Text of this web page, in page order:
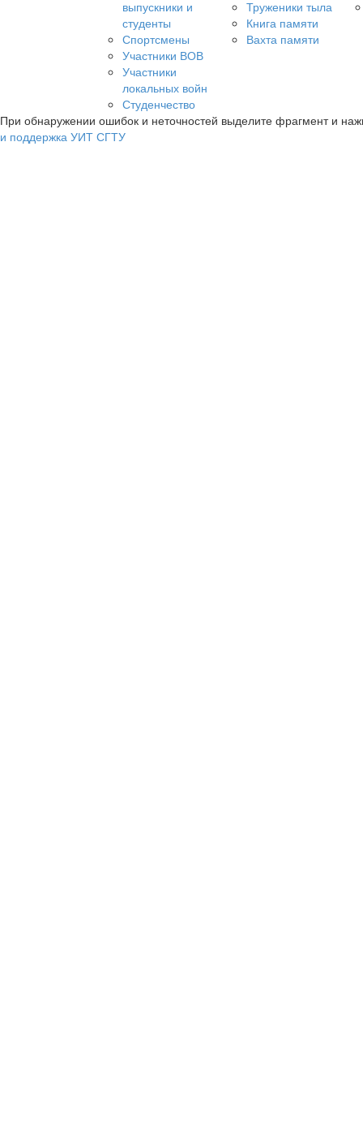
выпускники и
студенты
Спортсмены
Участники ВОВ
Участники
локальных войн
Студенчество
Труженики тыла
Книга памяти
Вахта памяти
При обнаружении ошибок и неточностей выделите фрагмент и
и поддержка УИТ СГТУ